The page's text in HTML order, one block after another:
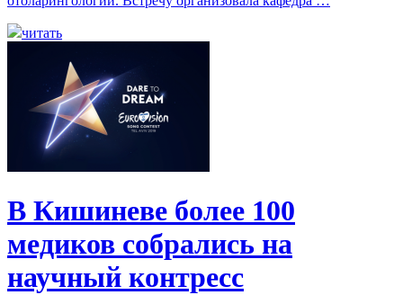
читать
В Кишиневе более 100
медиков собрались на
научный контресс